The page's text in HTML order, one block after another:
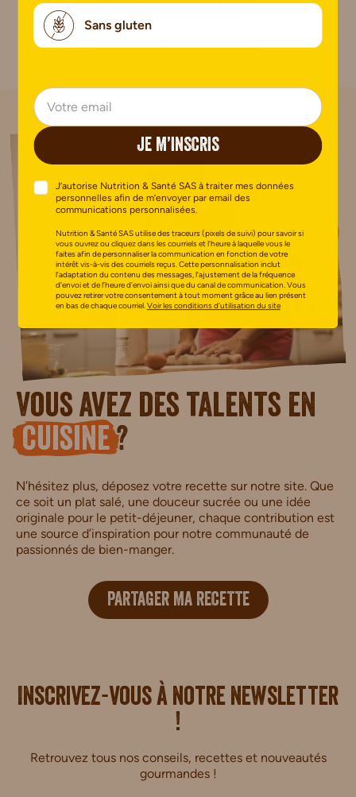
Pas encore de commentaire.
Vous avez des talents en
cuisine ?
N’hésitez plus, déposez votre recette sur notre site. Que
ce soit un plat salé, une douceur sucrée ou une idée
originale pour le petit-déjeuner, chaque contribution est
une source d’inspiration pour notre communauté de
passionnés de bien-manger.
PARTAGER MA RECETTE
Inscrivez-vous à notre newsletter
!
Retrouvez tous nos conseils, recettes et nouveautés
gourmandes !
Sans gluten
JE M’INSCRIS
J’autorise Nutrition & Santé SAS à traiter mes données
personnelles afin de m’envoyer par email des
communications personnalisées.
Nutrition & Santé SAS utilise des traceurs (pixels de suivi) pour savoir si
vous ouvrez ou cliquez dans les courriels et l’heure à laquelle vous le
faites afin de personnaliser la communication en fonction de votre
intérêt vis-à-vis des courriels reçus. Cette personnalisation inclut
l’adaptation du contenu des messages, l’ajustement de la fréquence
d’envoi et de l’heure d’envoi ainsi que du canal de communication. Vous
pouvez retirer votre consentement à tout moment grâce au lien présent
en bas de chaque courriel.Voir les conditions d’utilisation du site